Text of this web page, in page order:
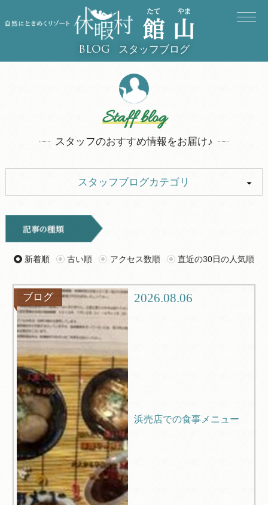
BLOG スタッフブログ
Staff blog
スタッフのおすすめ情報をお届け♪
スタッフブログカテゴリ
お知らせ
ツアー グルメ
観光
Q＆A
新着順 古い順 アクセス数順 直近の30日の人気順
ブログ 2026.08.06
浜売店での食事メニュー